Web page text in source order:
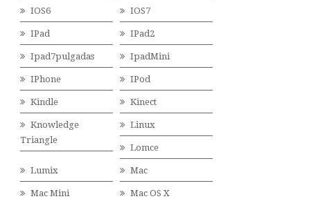
IOS6 IOS7
IPad IPad2
Ipad7pulgadas IpadMini
IPhone IPod
Kindle Kinect
Knowledge
Triangle
Linux
Lomce
Lumix Mac
Mac Mini Mac OS X